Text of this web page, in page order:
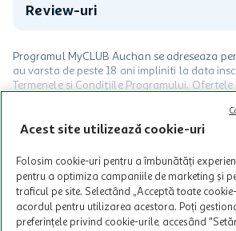
Review-uri
Programul MyCLUB Auchan se adreseaza
au varsta de peste 18 ani impliniti la data
Termenele și Condițiile Programului. Ofertele
limita a 12 unitati / card client o singura data
Cardul poate fi utilizat doar in legatura cu
nu poate fi utilizat in legatura cu alti
activitati in afara celor mentionate in
nu raspunde pentru imposibilitatea utilizarii
care aceste este suspendat sau in perioada
intretineri sau reparatii tehnice la sistemul
CITESTE MAI
Acest site utilizează cookie-uri
Folosim cookie-uri pentru a îmbunătăți
pentru a optimiza campaniile de marketing și
traficul pe site. Selectând „Acceptă toate
acordul pentru utilizarea acestora. Poți
preferințele privind cookie-urile, accesând